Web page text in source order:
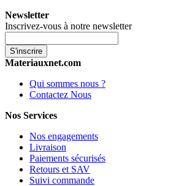
Newsletter
Inscrivez-vous à notre newsletter
S'inscrire
Materiauxnet.com
Qui sommes nous ?
Contactez Nous
Nos Services
Nos engagements
Livraison
Paiements sécurisés
Retours et SAV
Suivi commande